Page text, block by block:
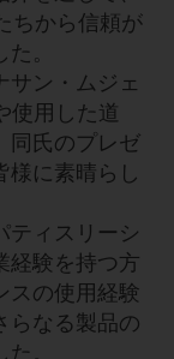
ちから信頼が
。
サン・ムジェ
使用した道
同氏のプレゼ
様に素晴らし
ティスリーシ
経験を持つ方
スの使用経験
らなる製品の
。